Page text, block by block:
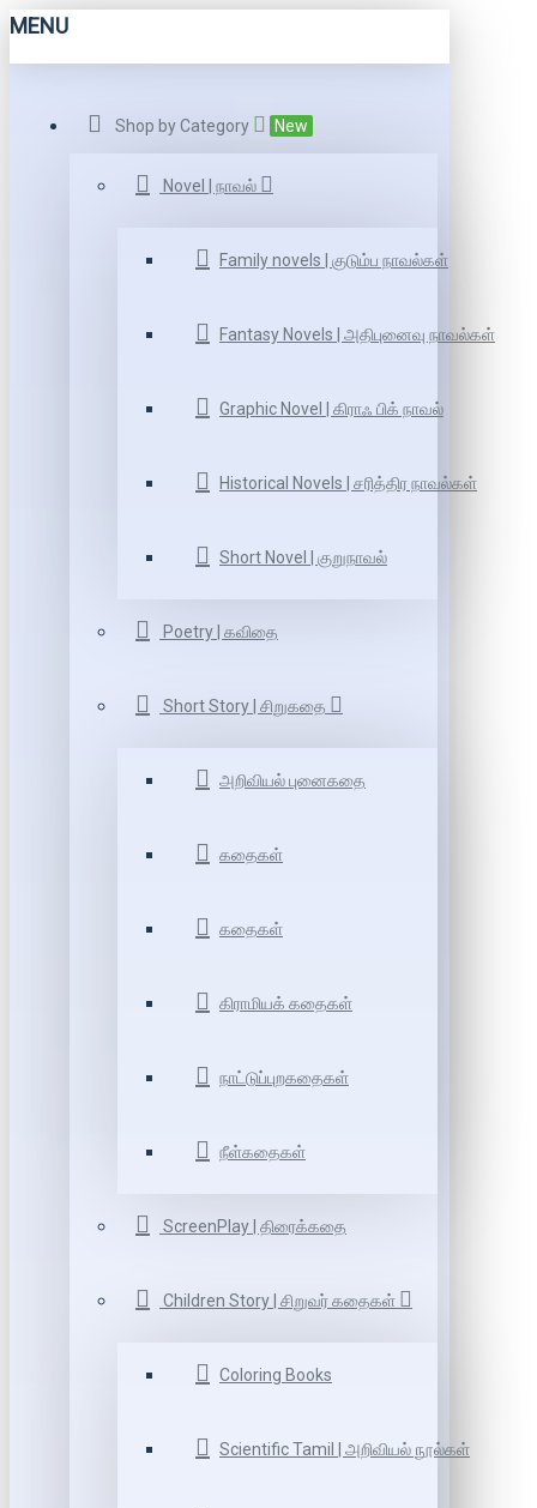
MENU
Shop by Category New
Novel | நாவல்
Family novels | குடும்ப நாவல்கள்
Fantasy Novels | அதிபுனைவு நாவல்கள்
Graphic Novel | கிராஃ பிக் நாவல்
Historical Novels | சரித்திர நாவல்கள்
Short Novel | குறுநாவல்
Poetry | கவிதை
Short Story | சிறுகதை
அறிவியல் புனைகதை
கதைகள்
கதைகள்
கிராமியக் கதைகள்
நாட்டுப்புறகதைகள்
நீள்கதைகள்
ScreenPlay | திரைக்கதை
Children Story | சிறுவர் கதைகள்
Coloring Books
Scientific Tamil | அறிவியல் நூல்கள்